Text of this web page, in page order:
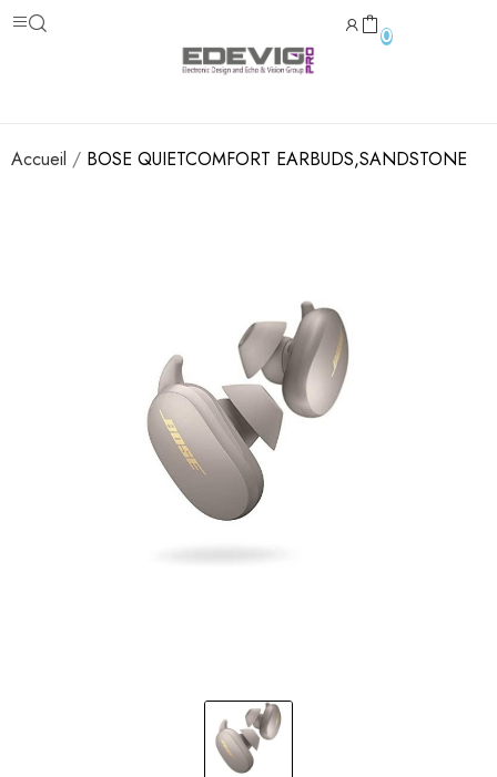
0
Accueil BOSE QUIETCOMFORT EARBUDS,SANDSTONE